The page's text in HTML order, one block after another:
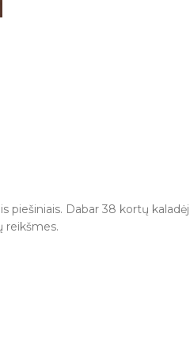
piešiniais. Dabar 38 kortų
reikšmes.